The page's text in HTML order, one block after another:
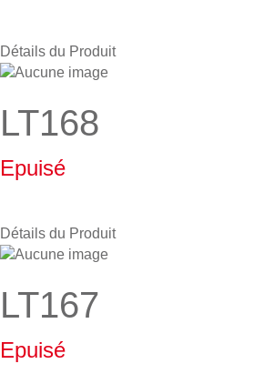
Détails du Produit
LT168
Epuisé
Détails du Produit
LT167
Epuisé